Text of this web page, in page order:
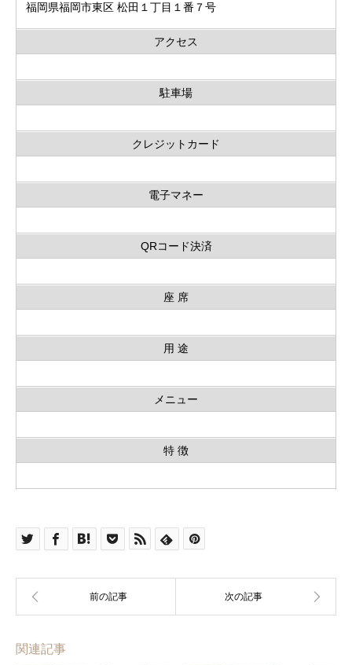
福岡県福岡市東区 松田１丁目１番７号
アクセス
駐車場
クレジットカード
電子マネー
QRコード決済
座 席
用 途
メニュー
特 徴
関連記事